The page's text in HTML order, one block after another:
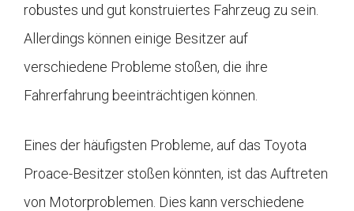
robustes und gut konstruiertes Fahrzeug zu sein.
Allerdings können einige Besitzer auf
verschiedene Probleme stoßen, die ihre
Fahrerfahrung beeinträchtigen können.
Eines der häufigsten Probleme, auf das Toyota
Proace-Besitzer stoßen könnten, ist das Auftreten
von Motorproblemen. Dies kann verschiedene